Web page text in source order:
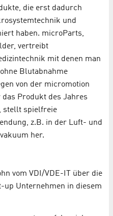
die erst dadurch
und
haben. microParts,
vertreibt
mit denen man
Blutabnahme
von der micromotion
Produkt des Jahres
stellt spielfreie
z.B. in der Luft- und
her.
vom VDI/VDE-IT über die
Unternehmen in diesem